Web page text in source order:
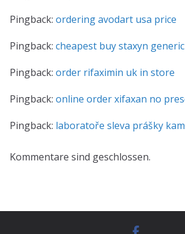
Pingback: ordering avodart usa price
Pingback: cheapest buy staxyn
Pingback: order rifaximin uk in store
Pingback: online order xifaxan no
Pingback: laboratoře sleva prášky
Kommentare sind geschlossen.